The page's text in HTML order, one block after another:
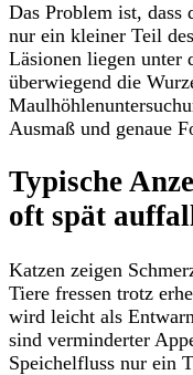
Das Problem ist, dass
nur ein kleiner Teil
Läsionen liegen unter
überwiegend die
Ausmaß und genaue
Typische
oft spät
Katzen zeigen
Tiere fressen trotz
wird leicht als
sind verminderter
Speichelfluss nur ein